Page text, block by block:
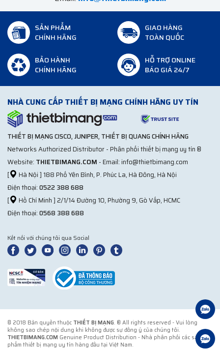
SẢN PHẨM
CHÍNH HÃNG
GIAO HÀNG
TOÀN QUỐC
BẢO HÀNH
CHÍNH HÃNG
HỖ TRỢ ONLINE
BÁO GIÁ 24/7
NHÀ CUNG CẤP THIẾT BỊ MẠNG CHÍNH HÃNG UY TÍN
THIẾT BỊ MẠNG CISCO, JUNIPER, THIẾT BỊ QUANG CHÍNH HÃNG
Networks Authorized Distributor - Phân phối thiết bị mạng uy tín ®
Website: THIETBIMANG.COM - Email: info@thietbimang.com
[
Hà Nội ] 188 Phố Yên Bình, P. Phúc La, Hà Đông, Hà Nội
Điện thoại:0522 388 688
[
Hồ Chí Minh ] 2/1/14 Đường 10, Phường 9, Gò Vấp, HCMC
Điện thoại:0568 388 688
Kết nối với chúng tôi qua Social
© 2018 Bản quyền thuộc THIẾT BỊ MẠNG. ® All rights reserved - Vui lòng
không sao chép nội dung khi không được sự đồng ý của chúng tôi.
THIETBIMANG.COM Genuine Product Distribution - Nhà phân phối các sản
phẩm thiết bị mạng uy tín hàng đầu tại Việt Nam.